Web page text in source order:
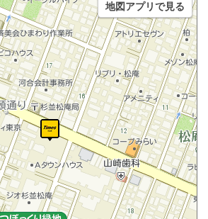
地図アプリで見る